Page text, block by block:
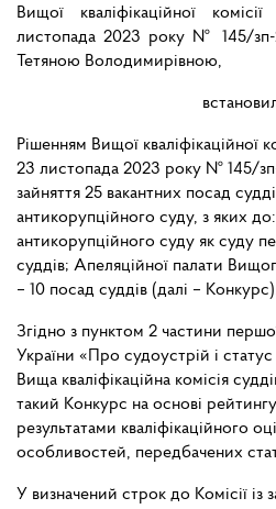
Вищої кваліфікаційної
листопада 2023 року № 145/зп-
Тетяною Володимирівною,
Рішенням Вищої кваліфікаційної
23 листопада 2023 року № 145/
зайняття 25 вакантних посад
антикорупційного суду, з яких
антикорупційного суду як суду
суддів; Апеляційної палати
– 10 посад суддів (далі –
Згідно з пунктом 2 частини
України «Про судоустрій і
Вища кваліфікаційна комісія
такий Конкурс на основі
результатами кваліфікаційного
особливостей, передбачених
У визначений строк до Комісії із